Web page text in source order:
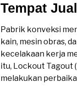
Tempat
Pabrik konveksi
kain, mesin obras,
kecelakaan kerja
itu, Lockout Tagout
melakukan